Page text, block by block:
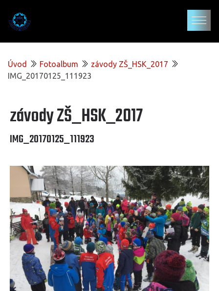
Úvod Fotoalbum
závody ZŠ_HSK_2017
IMG_20170125_111923
závody ZŠ_HSK_2017
IMG_20170125_111923